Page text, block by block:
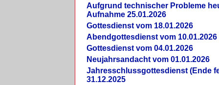
Aufgrund technischer Probleme
Aufnahme 25.01.2026
Gottesdienst vom 18.01.2026
Abendgottesdienst vom 10.01.2026
Gottesdienst vom 04.01.2026
Neujahrsandacht vom 01.01.2026
Jahresschlussgottesdienst (Ende
31.12.2025